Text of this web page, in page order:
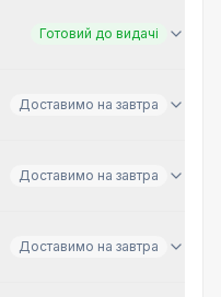
Готовий до видачі
Доставимо на завтра
Доставимо на завтра
Доставимо на завтра